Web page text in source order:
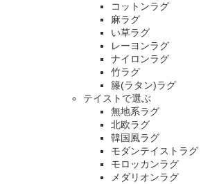
コットンラグ
麻ラグ
い草ラグ
レーヨンラグ
ナイロンラグ
竹ラグ
籐(ラタン)ラグ
テイストで選ぶ
無地系ラグ
北欧ラグ
韓国風ラグ
モダンテイストラグ
モロッカンラグ
メダリオンラグ